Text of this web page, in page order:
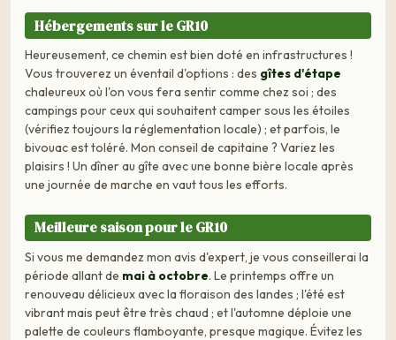
Hébergements sur le GR10
Heureusement, ce chemin est bien doté en infrastructures !
Vous trouverez un éventail d'options : des gîtes d'étape
chaleureux où l'on vous fera sentir comme chez soi ; des
campings pour ceux qui souhaitent camper sous les étoiles
(vérifiez toujours la réglementation locale) ; et parfois, le
bivouac est toléré. Mon conseil de capitaine ? Variez les
plaisirs ! Un dîner au gîte avec une bonne bière locale après
une journée de marche en vaut tous les efforts.
Meilleure saison pour le GR10
Si vous me demandez mon avis d'expert, je vous conseillerai la
période allant de mai à octobre. Le printemps offre un
renouveau délicieux avec la floraison des landes ; l'été est
vibrant mais peut être très chaud ; et l'automne déploie une
palette de couleurs flamboyante, presque magique. Évitez les